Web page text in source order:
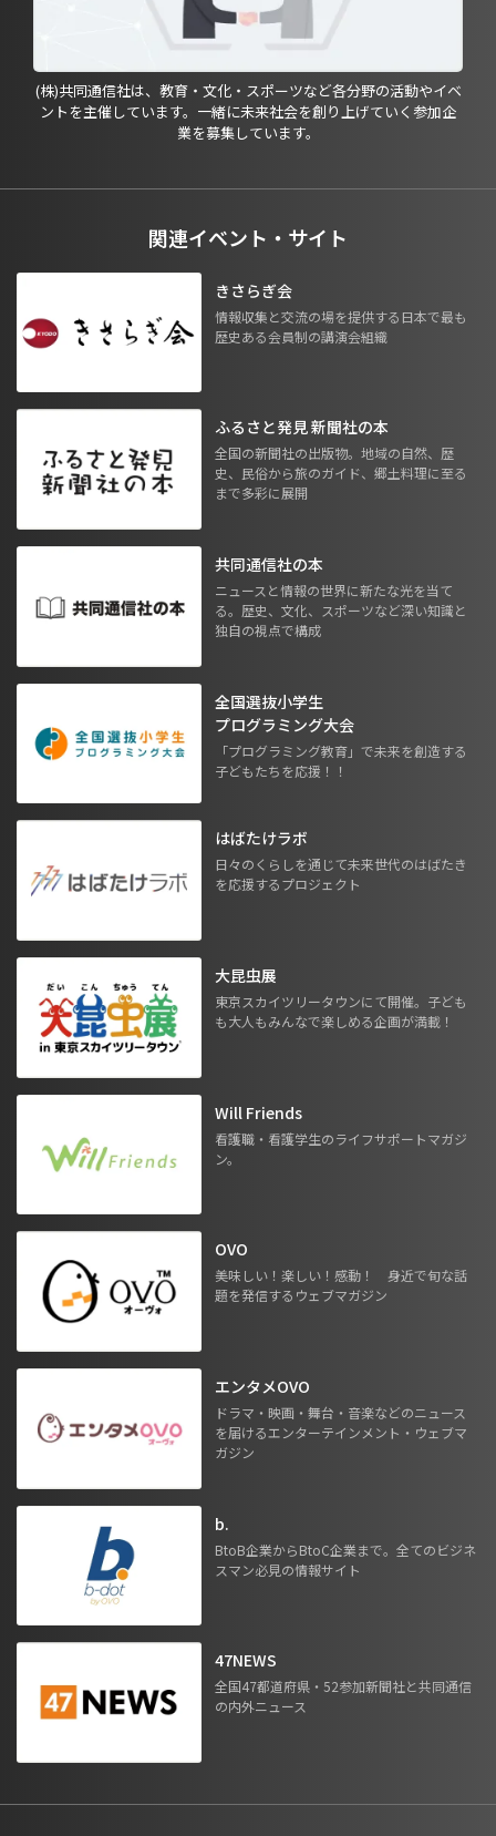
(株)共同通信社は、教育・文化・スポーツなど各分野の活動やイベ
ントを主催しています。一緒に未来社会を創り上げていく参加企
業を募集しています。
関連イベント・サイト
きさらぎ会
情報収集と交流の場を提供する日本で最も
歴史ある会員制の講演会組織
ふるさと発見 新聞社の本
全国の新聞社の出版物。地域の自然、歴
史、民俗から旅のガイド、郷土料理に至る
まで多彩に展開
共同通信社の本
ニュースと情報の世界に新たな光を当て
る。歴史、文化、スポーツなど深い知識と
独自の視点で構成
全国選抜小学生
プログラミング大会
「プログラミング教育」で未来を創造する
子どもたちを応援！！
はばたけラボ
日々のくらしを通じて未来世代のはばたき
を応援するプロジェクト
大昆虫展
東京スカイツリータウンにて開催。子ども
も大人もみんなで楽しめる企画が満載！
Will Friends
看護職・看護学生のライフサポートマガジ
ン。
OVO
美味しい！楽しい！感動！ 身近で旬な話
題を発信するウェブマガジン
エンタメOVO
ドラマ・映画・舞台・音楽などのニュース
を届けるエンターテインメント・ウェブマ
ガジン
b.
BtoB企業からBtoC企業まで。全てのビジネ
スマン必見の情報サイト
47NEWS
全国47都道府県・52参加新聞社と共同通信
の内外ニュース